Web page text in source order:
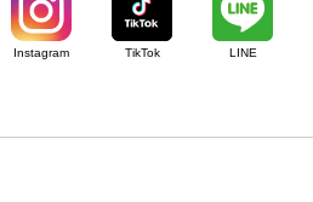
Instagram TikTok LINE